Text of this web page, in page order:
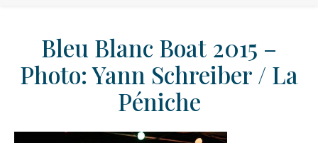
Bleu Blanc Boat 2015 –
Photo: Yann Schreiber / La
Péniche